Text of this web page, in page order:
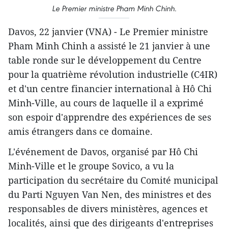
Le Premier ministre Pham Minh Chinh.
Davos, 22 janvier (VNA) - Le Premier ministre
Pham Minh Chinh a assisté le 21 janvier à une
table ronde sur le développement du Centre
pour la quatrième révolution industrielle (C4IR)
et d'un centre financier international à Hô Chi
Minh-Ville, au cours de laquelle il a exprimé
son espoir d'apprendre des expériences de ses
amis étrangers dans ce domaine.
L'événement de Davos, organisé par Hô Chi
Minh-Ville et le groupe Sovico, a vu la
participation du secrétaire du Comité municipal
du Parti Nguyen Van Nen, des ministres et des
responsables de divers ministères, agences et
localités, ainsi que des dirigeants d'entreprises